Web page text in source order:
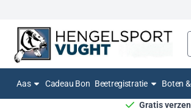
Aas Cadeau Bon Beetregistratie Boten
Gratis